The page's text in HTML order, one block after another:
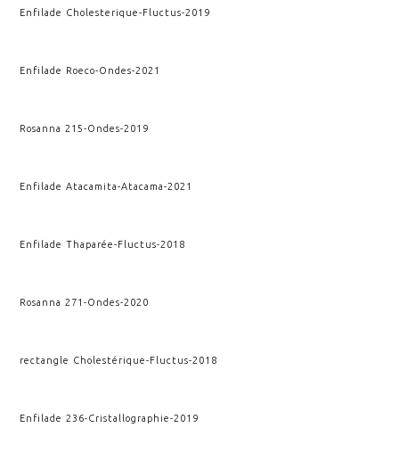
Enfilade Cholesterique-Fluctus-2019
Enfilade Roeco-Ondes-2021
Rosanna 215-Ondes-2019
Enfilade Atacamita-Atacama-2021
Enfilade Thaparée-Fluctus-2018
Rosanna 271-Ondes-2020
rectangle Cholestérique-Fluctus-2018
Enfilade 236-Cristallographie-2019